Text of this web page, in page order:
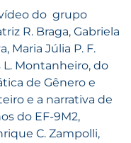
do grupo
R. Braga, Gabriela
Maria Júlia P. F.
L. Montanheiro, do
de Gênero e
e a narrativa de
do EF-9M2,
C. Zampolli,